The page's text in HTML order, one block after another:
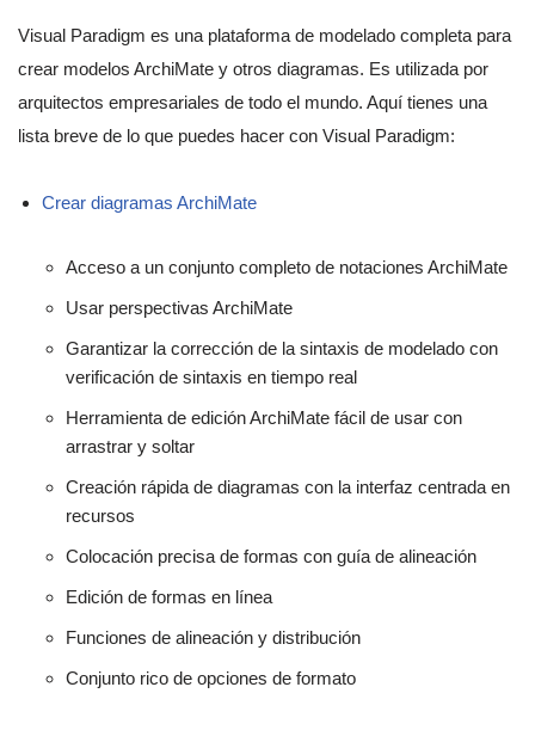
Visual Paradigm es una plataforma de modelado completa para
crear modelos ArchiMate y otros diagramas. Es utilizada por
arquitectos empresariales de todo el mundo. Aquí tienes una
lista breve de lo que puedes hacer con Visual Paradigm:
Crear diagramas ArchiMate
Acceso a un conjunto completo de notaciones ArchiMate
Usar perspectivas ArchiMate
Garantizar la corrección de la sintaxis de modelado con
verificación de sintaxis en tiempo real
Herramienta de edición ArchiMate fácil de usar con
arrastrar y soltar
Creación rápida de diagramas con la interfaz centrada en
recursos
Colocación precisa de formas con guía de alineación
Edición de formas en línea
Funciones de alineación y distribución
Conjunto rico de opciones de formato